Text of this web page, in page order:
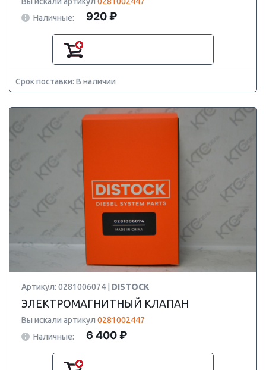
Наличные:
920 ₽
Срок поставки: В наличии
Артикул: 0281006074 | DISTOCK
ЭЛЕКТРОМАГНИТНЫЙ КЛАПАН
Вы искали артикул 0281002447
Наличные:
6 400 ₽